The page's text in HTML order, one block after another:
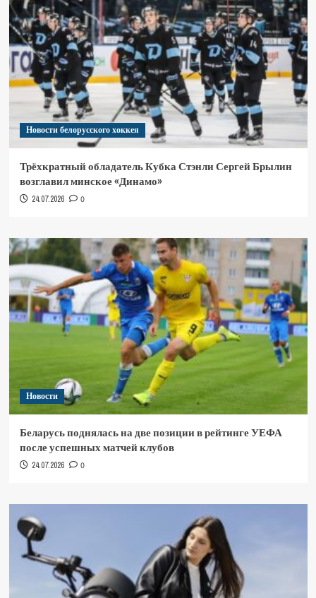
Новости белорусского хоккея
Трёхкратный обладатель Кубка Стэнли Сергей Брылин
возглавил минское «Динамо»
24.07.2026 0
Новости
Беларусь поднялась на две позиции в рейтинге УЕФА
после успешных матчей клубов
24.07.2026 0